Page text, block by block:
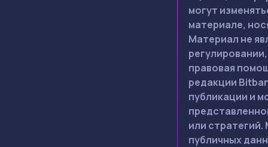
могут
материале,
Материал не
правовая
редакции
публикации и
или
публичных